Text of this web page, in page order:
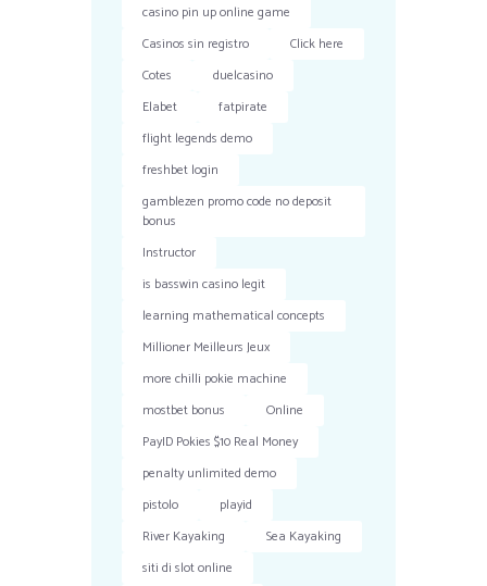
casino pin up online game
Casinos sin registro
Click here
Cotes
duelcasino
Elabet
fatpirate
flight legends demo
freshbet login
gamblezen promo code no deposit
bonus
Instructor
is basswin casino legit
learning mathematical concepts
Millioner Meilleurs Jeux
more chilli pokie machine
mostbet bonus
Online
PayID Pokies $10 Real Money
penalty unlimited demo
pistolo
playid
River Kayaking
Sea Kayaking
siti di slot online